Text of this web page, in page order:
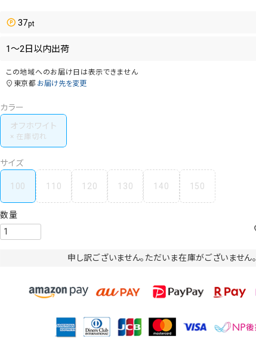
37
この地域へのお届け日は表示できません
東京都 お届け先を変更
カラー
オフホワイト
サイズ
100 110 120 130 140 150
申し訳ございません。ただいま在庫がございません。